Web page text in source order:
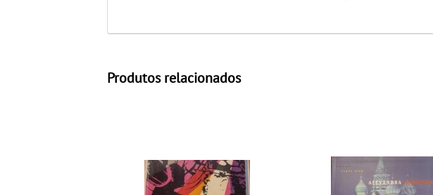
Produtos relacionados